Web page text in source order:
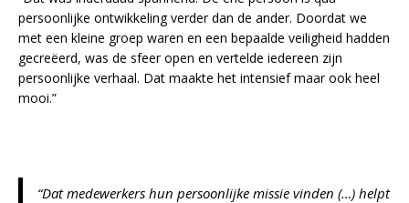
persoonlijke ontwikkeling verder dan de ander. Doordat we
met een kleine groep waren en een bepaalde veiligheid hadden
gecreëerd, was de sfeer open en vertelde iedereen zijn
persoonlijke verhaal. Dat maakte het intensief maar ook heel
mooi.”
“Dat medewerkers hun persoonlijke missie vinden (…) helpt